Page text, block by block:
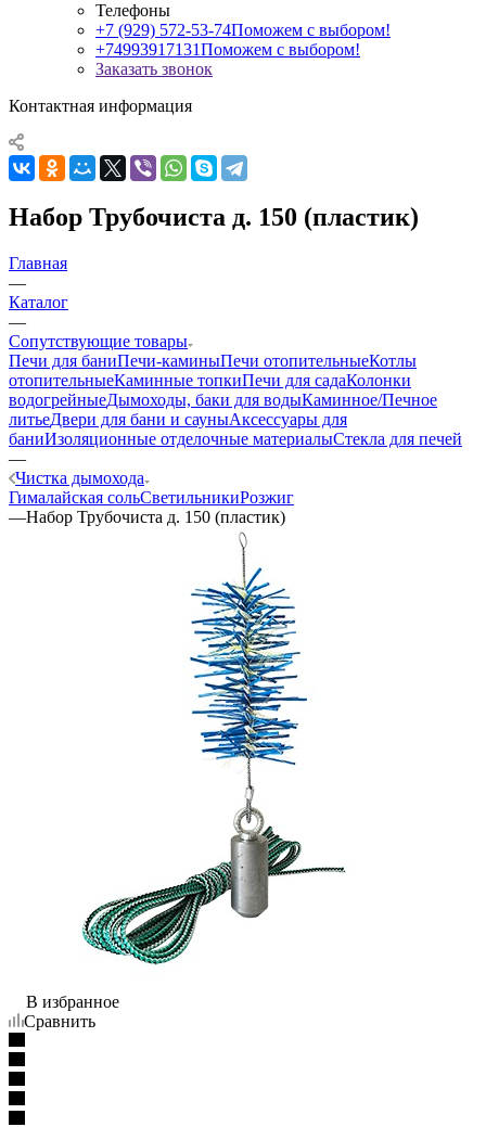
Телефоны
+7 (929) 572-53-74Поможем с выбором!
+74993917131Поможем с выбором!
Заказать звонок
Контактная информация
Набор Трубочиста д. 150 (пластик)
Главная
—
Каталог
—
Сопутствующие товары
Печи для баниПечи-каминыПечи отопительныеКотлы
отопительныеКаминные топкиПечи для садаКолонки
водогрейныеДымоходы, баки для водыКаминное/Печное
литьеДвери для бани и сауныАксессуары для
баниИзоляционные отделочные материалыСтекла для печей
—
Чистка дымохода
Гималайская сольСветильникиРозжиг
—Набор Трубочиста д. 150 (пластик)
В избранное
Сравнить